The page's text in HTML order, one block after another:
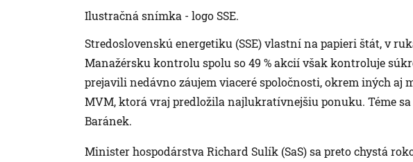
Ilustračná snímka - logo SSE.
Stredoslovenskú energetiku (SSE) vlastní na papieri štát, v
Manažérsku kontrolu spolu so 49 % akcií však kontroluje
prejavili nedávno záujem viaceré spoločnosti, okrem iných aj
MVM, ktorá vraj predložila najlukratívnejšiu ponuku. Téme
Baránek.
Minister hospodárstva Richard Sulík (SaS) sa preto chystá